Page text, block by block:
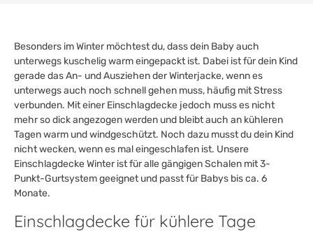
Besonders im Winter möchtest du, dass dein Baby auch
unterwegs kuschelig warm eingepackt ist. Dabei ist für dein Kind
gerade das An- und Ausziehen der Winterjacke, wenn es
unterwegs auch noch schnell gehen muss, häufig mit Stress
verbunden. Mit einer Einschlagdecke jedoch muss es nicht
mehr so dick angezogen werden und bleibt auch an kühleren
Tagen warm und windgeschützt. Noch dazu musst du dein Kind
nicht wecken, wenn es mal eingeschlafen ist. Unsere
Einschlagdecke Winter ist für alle gängigen Schalen mit 3-
Punkt-Gurtsystem geeignet und passt für Babys bis ca. 6
Monate.
Einschlagdecke für kühlere Tage